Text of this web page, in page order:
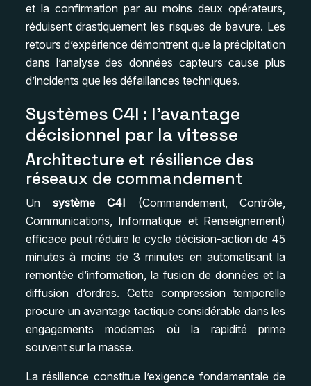
et la confirmation par au moins deux opérateurs,
réduisent drastiquement les risques de bavure. Les
retours d’expérience démontrent que la précipitation
dans l’analyse des données capteurs cause plus
d’incidents que les défaillances techniques.
Systèmes C4I : l’avantage
décisionnel par la vitesse
Architecture et résilience des
réseaux de commandement
Un système C4I (Commandement, Contrôle,
Communications, Informatique et Renseignement)
efficace peut réduire le cycle décision-action de 45
minutes à moins de 3 minutes en automatisant la
remontée d’information, la fusion de données et la
diffusion d’ordres. Cette compression temporelle
procure un avantage tactique considérable dans les
engagements modernes où la rapidité prime
souvent sur la masse.
La résilience constitue l’exigence fondamentale de